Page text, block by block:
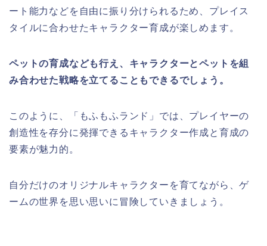
ート能力などを自由に振り分けられるため、プレイス
タイルに合わせたキャラクター育成が楽しめます。
ペットの育成なども行え、キャラクターとペットを組
み合わせた戦略を立てることもできるでしょう。
このように、「もふもふランド」では、プレイヤーの
創造性を存分に発揮できるキャラクター作成と育成の
要素が魅力的。
自分だけのオリジナルキャラクターを育てながら、ゲ
ームの世界を思い思いに冒険していきましょう。